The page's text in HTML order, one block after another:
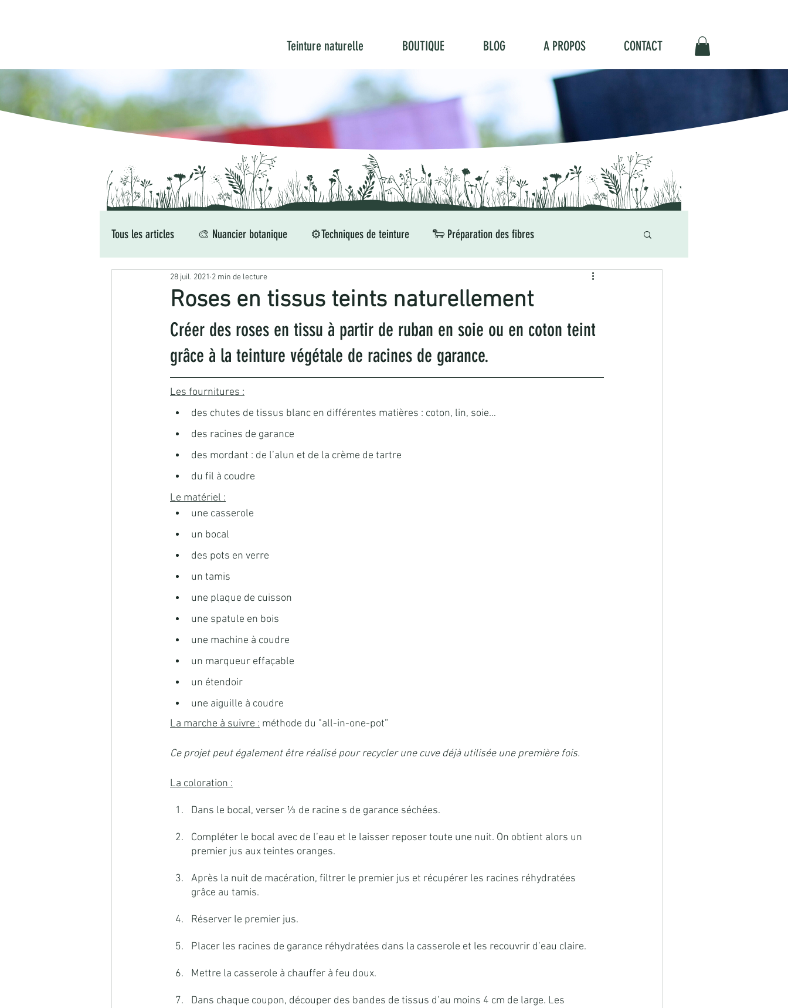
Teinture naturelle BOUTIQUE BLOG A PROPOS CONTACT
Tous les articles 🎨 Nuancier botanique ⚙️Techniques de teinture 🐑 Préparation des fibres
👗 Revalorisation textile 🍽️ Cuisine sauvage
TEINTURE NATURELLE HERBORISTERIE AUTRES ARTISANATS
Roses en tissus teints naturellement
28 juil. 2021 2 min de lecture
Créer des roses en tissu à partir de ruban en soie ou en coton teint
grâce à la teinture végétale de racines de garance.
Les fournitures :
des chutes de tissus blanc en différentes matières : coton, lin, soie…
des racines de garance
des mordant : de l’alun et de la crème de tartre
du fil à coudre
Le matériel :
une casserole
un bocal
des pots en verre
un tamis
une plaque de cuisson
une spatule en bois
une machine à coudre
un marqueur effaçable
un étendoir
une aiguille à coudre
La marche à suivre : méthode du "all-in-one-pot”
Ce projet peut également être réalisé pour recycler une cuve déjà utilisée une première fois.
La coloration :
Dans le bocal, verser ⅓ de racine s de garance séchées.
Compléter le bocal avec de l’eau et le laisser reposer toute une nuit. On obtient alors un
premier jus aux teintes oranges.
Après la nuit de macération, filtrer le premier jus et récupérer les racines réhydratées
grâce au tamis.
Réserver le premier jus.
Placer les racines de garance réhydratées dans la casserole et les recouvrir d’eau claire.
Mettre la casserole à chauffer à feu doux.
Dans chaque coupon, découper des bandes de tissus d’au moins 4 cm de large. Les